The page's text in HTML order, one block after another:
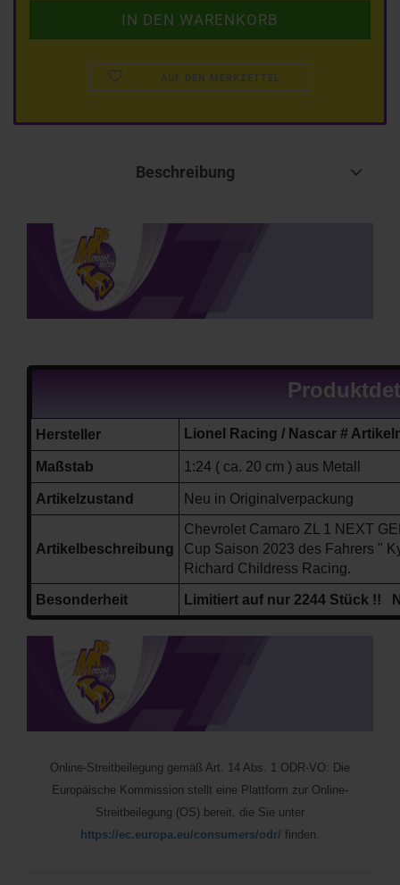
AUF DEN MERKZETTEL
Beschreibung
Hersteller Lionel Racing / Nascar #
Maßstab 1:24 ( ca. 20 cm ) aus Metall
Artikelzustand Neu in Originalverpackung
Artikelbeschreibung
Chevrolet Camaro ZL 1 NEXT
Cup Saison 2023 des Fahrers "
Richard Childress Racing.
Besonderheit Limitiert auf nur 2244 Stück !!
Online-Streitbeilegung gemäß Art. 14 Abs. 1 ODR-VO: Die
Europäische Kommission stellt eine Plattform zur Online-
Streitbeilegung (OS) bereit, die Sie unter
https://ec.europa.eu/consumers/odr/ finden.